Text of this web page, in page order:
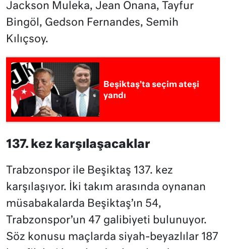
Jackson Muleka, Jean Onana, Tayfur
Bingöl, Gedson Fernandes, Semih
Kılıçsoy.
Beşiktaş’ta seçim ateşi
yandı
137. kez karşılaşacaklar
Trabzonspor ile Beşiktaş 137. kez
karşılaşıyor. İki takım arasında oynanan
müsabakalarda Beşiktaş’ın 54,
Trabzonspor’un 47 galibiyeti bulunuyor.
Söz konusu maçlarda siyah-beyazlılar 187